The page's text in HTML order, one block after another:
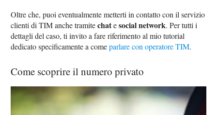
Oltre che, puoi eventualmente metterti in contatto con il servizio
clienti di TIM anche tramitechatesocial network. Per tutti i
dettagli del caso, ti invito a fare riferimento al mio tutorial
dedicato specificamente a comeparlare con operatore TIM.
Come scoprire il numero privato